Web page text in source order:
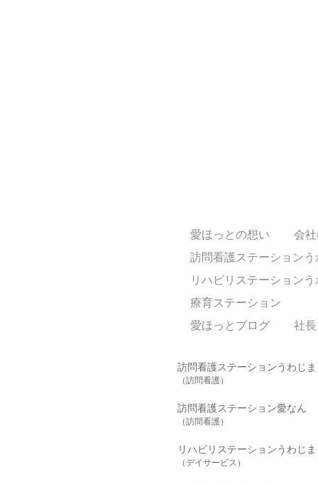
愛ほっとの想い
会
訪問看護ステーションう
リハビリステーション
療育ステーション
愛ほっとブログ
社
訪問看護ステーションうわじま
（訪問看護）
訪問看護ステーション愛なん
（訪問看護）
リハビリステーションうわじま
（デイサービス）